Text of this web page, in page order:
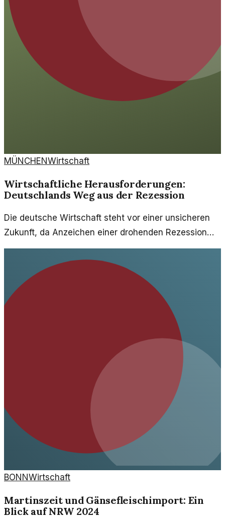
MÜNCHENWirtschaft
Wirtschaftliche Herausforderungen:
Deutschlands Weg aus der Rezession
Die deutsche Wirtschaft steht vor einer unsicheren
Zukunft, da Anzeichen einer drohenden Rezession
zunehmen. Welche Faktoren beeinflussen diese
Entwicklung?
BONNWirtschaft
Martinszeit und Gänsefleischimport: Ein
Blick auf NRW 2024